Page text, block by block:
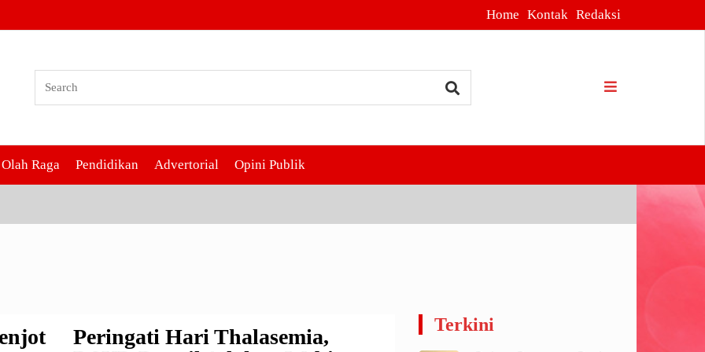
Home Kontak Redaksi
Olah Raga Pendidikan Advertorial Opini Publik
Peringati Hari Thalasemia,
Terkini